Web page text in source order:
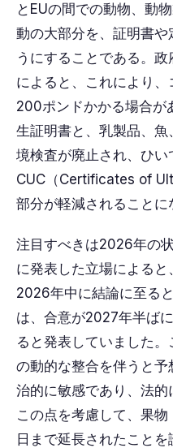
とEUの間での動物、動
動の大部分を、証明書や
うにすることである。
によると、これにより
200ポンドかかる場合が
生証明書と、乳製品、
境検査が廃止され、ひ
CUC（Certificates of
部分が軽減されることに
注目すべきは2026年の
に発表した立場によると
2026年中に結論に至る
は、合意が2027年半ば
ると発表していました。
の動的な整合を伴うと
治的に敏感であり、法的
この点を考慮して、果
日まで延長されたこと